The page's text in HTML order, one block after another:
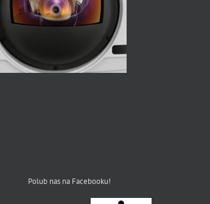
Polub nas na Facebooku!